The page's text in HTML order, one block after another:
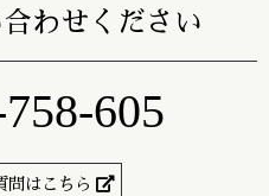
わせください
605
問はこちら